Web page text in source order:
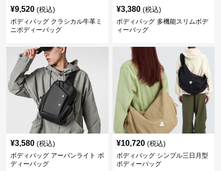
¥9,520 (税込)
ボディバッグ クラシカル牛革ミ
ニボディーバッグ
¥3,380 (税込)
ボディバッグ 多機能スリムボデ
ィーバッグ
¥3,580 (税込)
ボディバッグ アーバンライト ボ
ディーバッグ
¥10,720 (税込)
ボディバッグ シンプル三日月型
ボディーバッグ